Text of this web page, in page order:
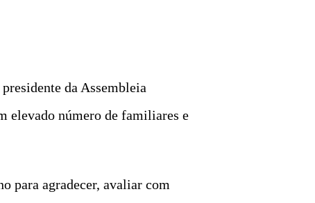
da Assembleia
elevado número de familiares e
para agradecer, avaliar com